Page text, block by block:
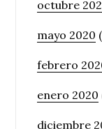
octubre
mayo 2020
febrero
enero 2020
diciembre